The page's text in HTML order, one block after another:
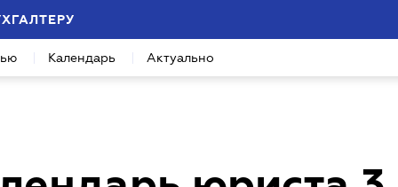
Календарь Актуально